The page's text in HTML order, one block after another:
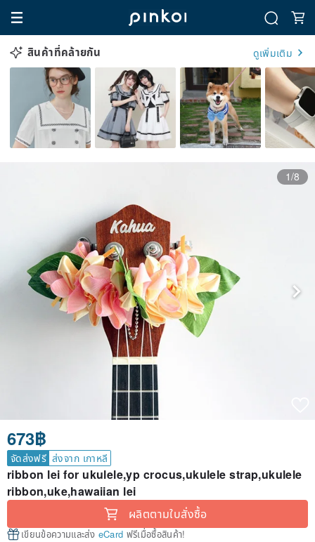
สินค้าที่คล้ายกัน ดูเพิ่มเติม
1/8
673฿
จัดส่งฟรี ส่งจาก เกาหลี
ribbon lei for ukulele,yp crocus,ukulele strap,ukulele
ribbon,uke,hawaiian lei
ผลิตตามใบสั่งซื้อ
เขียนข้อความและส่ง eCard ฟรีเมื่อซื้อสินค้า!